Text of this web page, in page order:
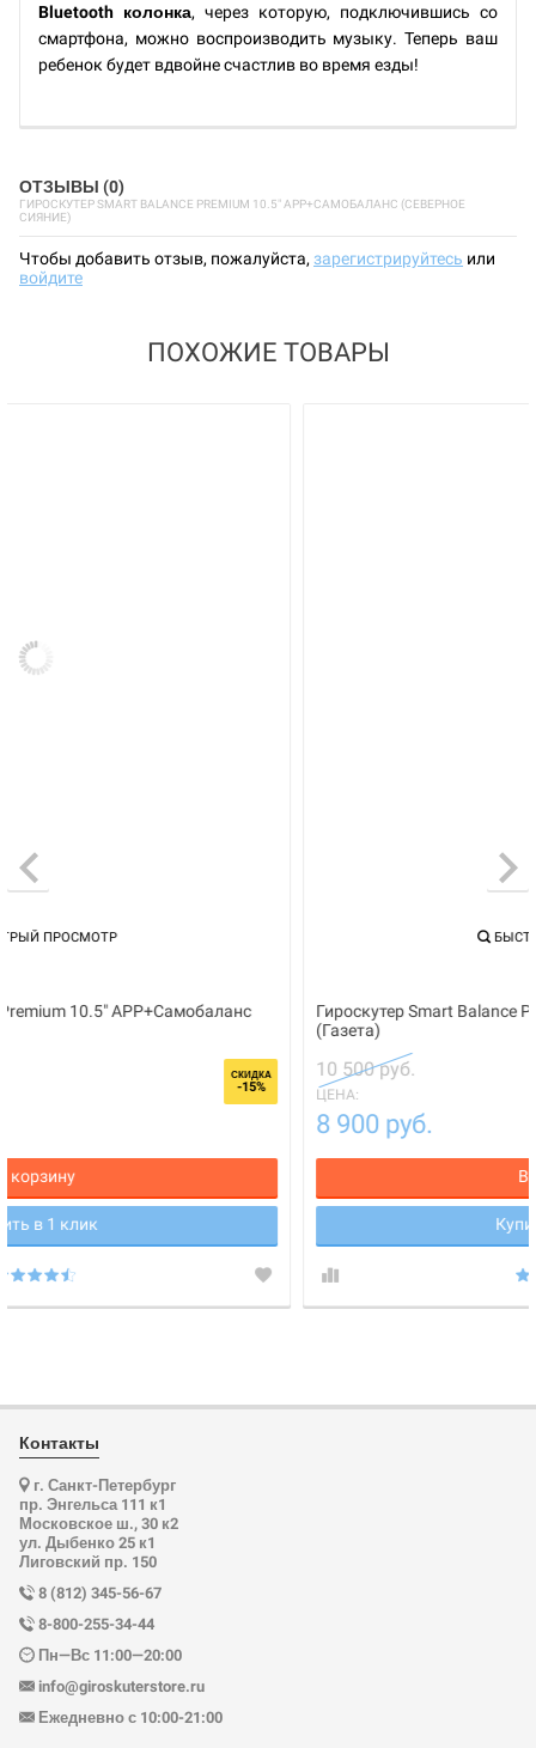
Bluetooth колонка, через которую, подключившись со
смартфона, можно воспроизводить музыку. Теперь ваш
ребенок будет вдвойне счастлив во время езды!
ОТЗЫВЫ (0)
ГИРОСКУТЕР SMART BALANCE PREMIUM 10.5" APP+САМОБАЛАНС (СЕВЕРНОЕ
СИЯНИЕ)
Чтобы добавить отзыв, пожалуйста, зарегистрируйтесь или
войдите
ПОХОЖИЕ ТОВАРЫ
Гироскутер Smart Balance Premium 10.5" APP+Самобаланс
Контакты
г. Санкт-Петербург
пр. Энгельса 111 к1
Московское ш., 30 к2
ул. Дыбенко 25 к1
Лиговский пр. 150
8 (812) 345-56-67
8-800-255-34-44
Пн—Вс 11:00—20:00
info@giroskuterstore.ru
Ежедневно с 10:00-21:00